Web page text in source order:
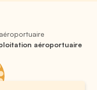
aéroportuaire